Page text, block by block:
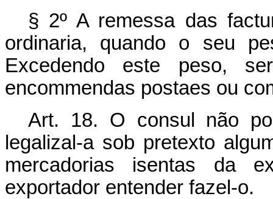
§ 2º A remessa das
ordinaria, quando o seu
Excedendo este peso,
encommendas postaes ou
Art. 18. O consul não
legalizal-a sob pretexto
mercadorias isentas da
exportador entender fazel-o.